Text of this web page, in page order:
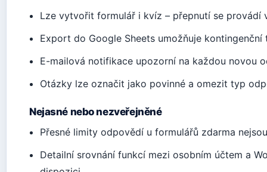
Lze vytvořit formulář i kvíz – přepnutí se provádí
Export do Google Sheets umožňuje
E-mailová notifikace upozorní na každou novou
Otázky lze označit jako povinné a omezit typ
Nejasné nebo nezveřejněné
Přesné limity odpovědí u formulářů zdarma
Detailní srovnání funkcí mezi osobním účtem a